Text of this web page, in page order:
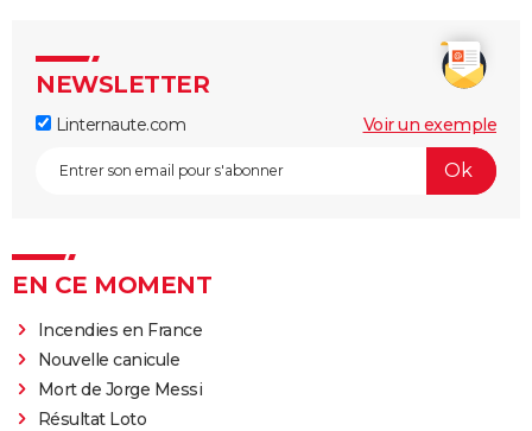
NEWSLETTER
Linternaute.com Voir un exemple
EN CE MOMENT
Incendies en France
Nouvelle canicule
Mort de Jorge Messi
Résultat Loto